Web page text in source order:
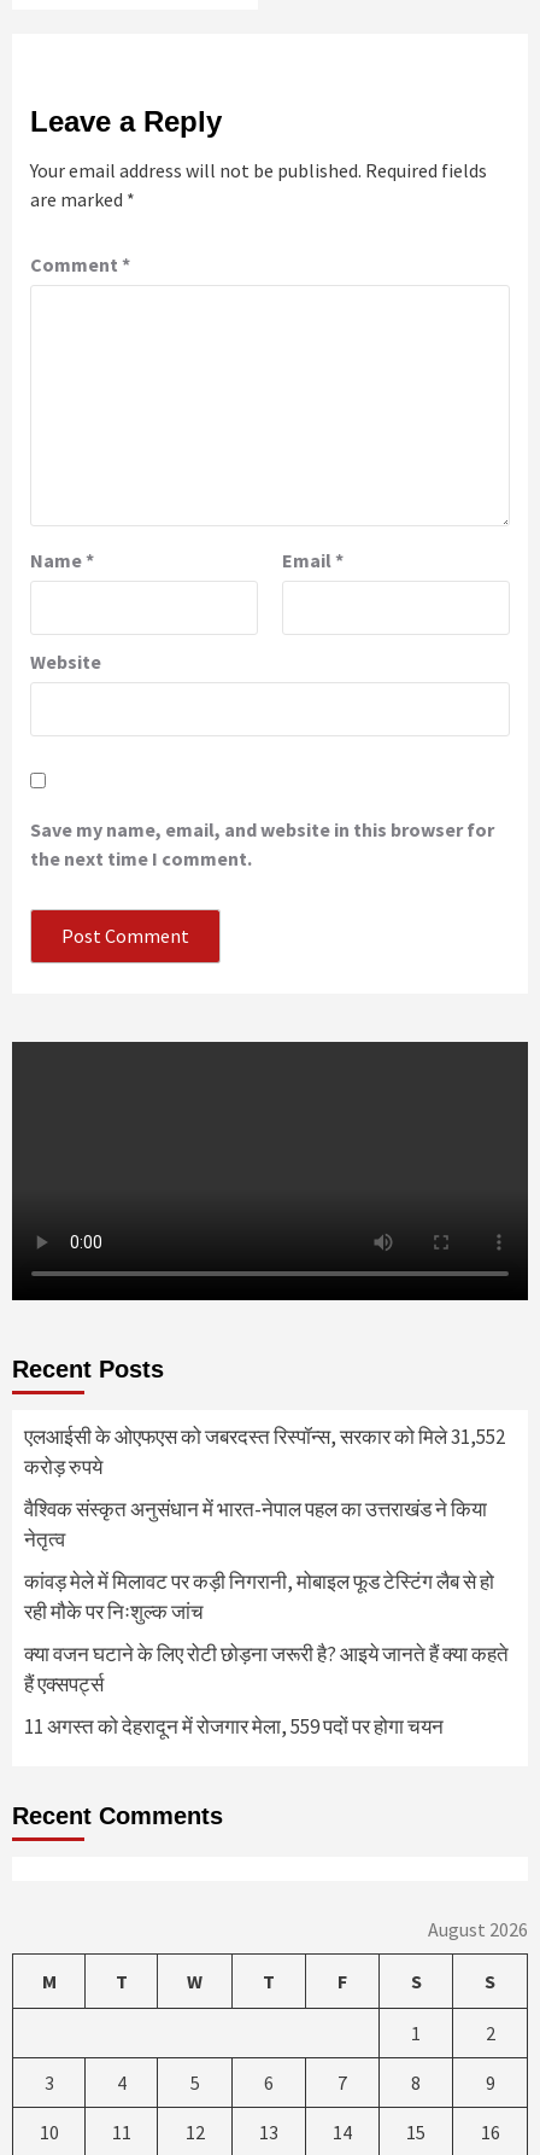
Leave a Reply
Your email address will not be published. Required fields
are marked *
Comment *
Name* Email *
Website
Save my name, email, and website in this browser for
the next time I comment.
Recent Posts
एलआईसी के ओएफएस को जबरदस्त रिस्पॉन्स, सरकार को मिले 31,552
करोड़ रुपये
वैश्विक संस्कृत अनुसंधान में भारत-नेपाल पहल का उत्तराखंड ने किया
नेतृत्व
कांवड़ मेले में मिलावट पर कड़ी निगरानी, मोबाइल फूड टेस्टिंग लैब से हो
रही मौके पर निःशुल्क जांच
क्या वजन घटाने के लिए रोटी छोड़ना जरूरी है? आइये जानते हैं क्या कहते
हैं एक्सपर्ट्स
11 अगस्त को देहरादून में रोजगार मेला, 559 पदों पर होगा चयन
Recent Comments
August 2026
M T W T F S S
1 2
3 4 5 6 7 8 9
10 11 12 13 14 15 16